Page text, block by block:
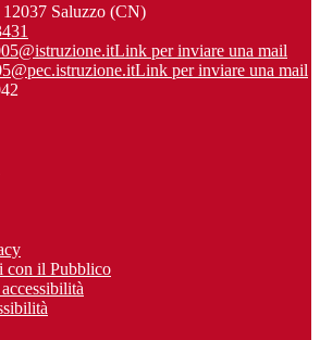
Saluzzo (CN)
Link per inviare una mail
Link per inviare una mail
con il Pubblico